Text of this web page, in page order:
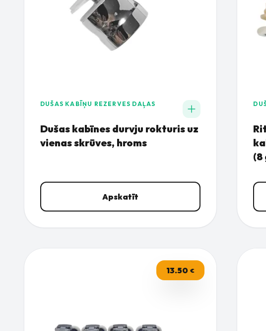
DUŠAS KABĪŅU REZERVES DAĻAS
Dušas kabīnes durvju rokturis uz
vienas skrūves, hroms
Apskatīt
(8
13.50 €